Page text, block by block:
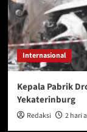
Internasional
Kepala Pabrik
Yekaterinburg
Redaksi 2 hari